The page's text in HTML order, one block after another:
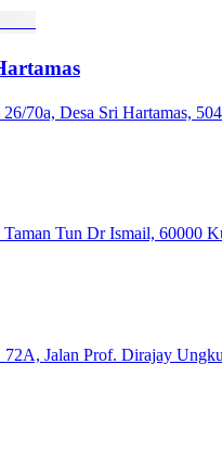
70a, Desa Sri Hartamas,
Tun Dr Ismail, 60000
Jalan Prof. Dirajay